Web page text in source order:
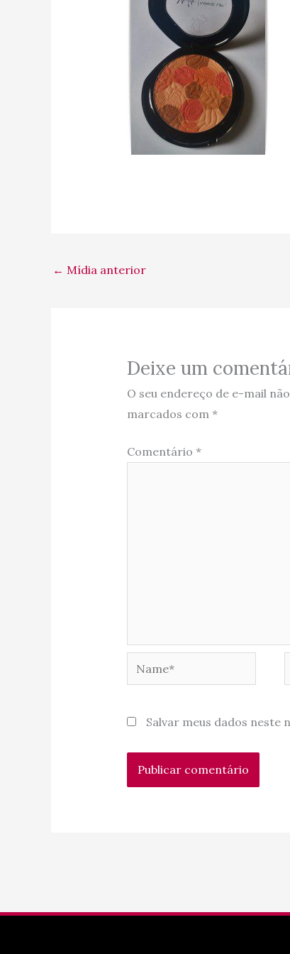
← Mídia anterior
Deixe um
O seu endereço de e-mail
marcados com *
Comentário *
Salvar meus dados neste